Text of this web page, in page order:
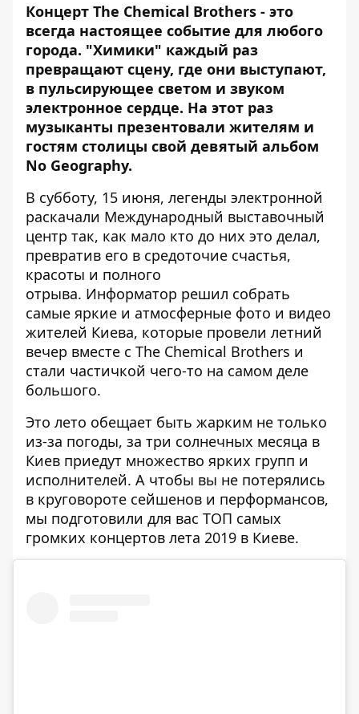
Концерт The Chemical Brothers - это
всегда настоящее событие для любого
города. "Химики" каждый раз
превращают сцену, где они выступают,
в пульсирующее светом и звуком
электронное сердце. На этот раз
музыканты презентовали жителям и
гостям столицы свой девятый альбом
No Geography.
В субботу, 15 июня, легенды электронной
раскачали Международный выставочный
центр так, как мало кто до них это делал,
превратив его в средоточие счастья,
красоты и полного
отрыва. Информатор решил собрать
самые яркие и атмосферные фото и видео
жителей Киева, которые провели летний
вечер вместе с The Chemical Brothers и
стали частичкой чего-то на самом деле
большого.
Это лето обещает быть жарким не только
из-за погоды, за три солнечных месяца в
Киев приедут множество ярких групп и
исполнителей. А чтобы вы не потерялись
в круговороте сейшенов и перформансов,
мы подготовили для вас ТОП самых
громких концертов лета 2019 в Киеве.